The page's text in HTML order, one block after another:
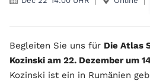
Begleiten Sie uns für Die Atlas
Kozinski am 22. Dezember um
Kozinski ist ein in Rumänien